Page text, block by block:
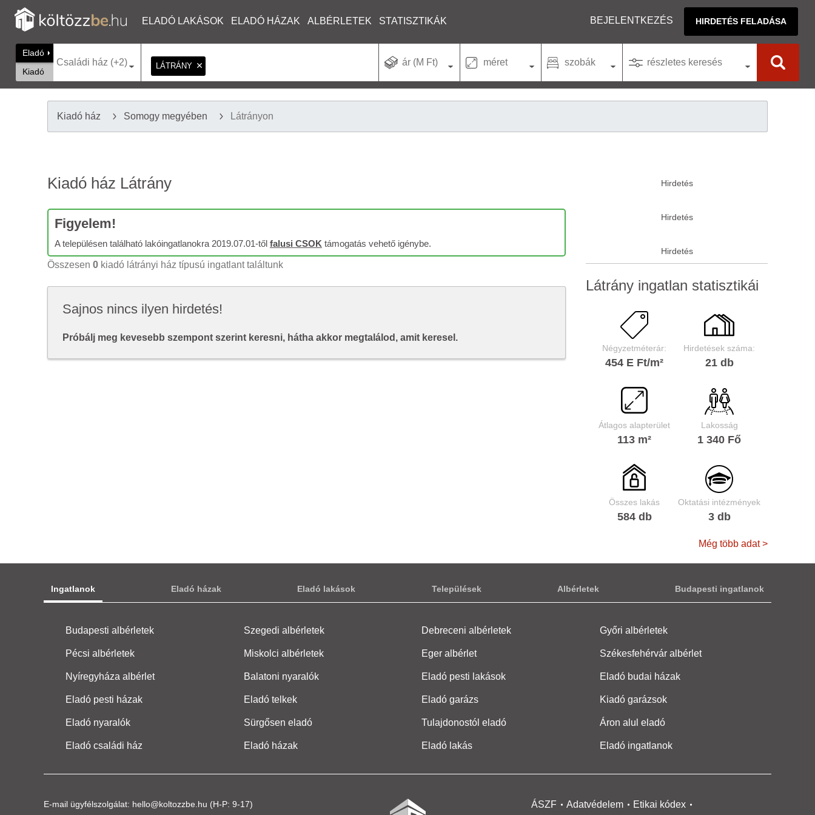
ELADÓ LAKÁSOK ELADÓ HÁZAK ALBÉRLETEK STATISZTIKÁK BEJELENTKEZÉS HIRDETÉS FELADÁSA
Eladó
Kiadó
Családi ház (+2) LÁTRÁNY ár (M Ft) méret szobák részletes keresés
Kiadó ház Somogy megyében Látrányon
Kiadó ház Látrány
Figyelem!
A településen található lakóingatlanokra 2019.07.01-től falusi CSOK támogatás vehető igénybe.
Összesen 0 kiadó látrányi ház típusú ingatlant találtunk
Sajnos nincs ilyen hirdetés!
Próbálj meg kevesebb szempont szerint keresni, hátha akkor megtalálod, amit keresel.
Látrány ingatlan statisztikái
Négyzetméterár:
454 E Ft/m²
Hirdetések száma:
21 db
Átlagos alapterület
113 m²
Lakosság
1 340 Fő
Összes lakás
584 db
Oktatási intézmények
3 db
Még több adat >
Ingatlanok Eladó házak Eladó lakások Települések Albérletek Budapesti ingatlanok
Budapesti albérletek Szegedi albérletek Debreceni albérletek Győri albérletek
Pécsi albérletek Miskolci albérletek Eger albérlet Székesfehérvár albérlet
Nyíregyháza albérlet Balatoni nyaralók Eladó pesti lakások Eladó budai házak
Eladó pesti házak Eladó telkek Eladó garázs Kiadó garázsok
Eladó nyaralók Sürgősen eladó Tulajdonostól eladó Áron alul eladó
Eladó családi ház Eladó házak Eladó lakás Eladó ingatlanok
E-mail ügyfélszolgálat: hello@koltozzbe.hu (H-P: 9-17) ÁSZF Adatvédelem Etikai kódex